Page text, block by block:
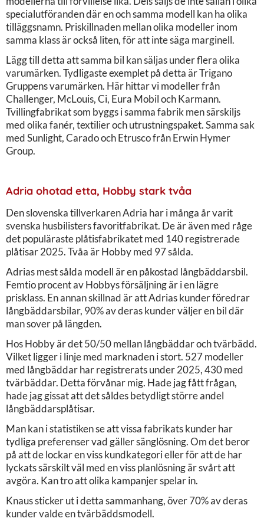
specialutföranden där en och samma modell kan ha olika
tilläggsnamn. Priskillnaden mellan olika modeller inom
samma klass är också liten, för att inte säga marginell.
Lägg till detta att samma bil kan säljas under flera olika
varumärken. Tydligaste exemplet på detta är Trigano
Gruppens varumärken. Här hittar vi modeller från
Challenger, McLouis, Ci, Eura Mobil och Karmann.
Tvillingfabrikat som byggs i samma fabrik men särskiljs
med olika fanér, textilier och utrustningspaket. Samma sak
med Sunlight, Carado och Etrusco från Erwin Hymer
Group.
Adria ohotad etta, Hobby stark tvåa
Den slovenska tillverkaren Adria har i många år varit
svenska husbilisters favoritfabrikat. De är även med råge
det populäraste plåtisfabrikatet med 140 registrerade
plåtisar 2025. Tvåa är Hobby med 97 sålda.
Adrias mest sålda modell är en påkostad långbäddarsbil.
Femtio procent av Hobbys försäljning är i en lägre
prisklass. En annan skillnad är att Adrias kunder föredrar
långbäddarsbilar, 90% av deras kunder väljer en bil där
man sover på längden.
Hos Hobby är det 50/50 mellan långbäddar och tvärbädd.
Vilket ligger i linje med marknaden i stort. 527 modeller
med långbäddar har registrerats under 2025, 430 med
tvärbäddar. Detta förvånar mig. Hade jag fått frågan,
hade jag gissat att det såldes betydligt större andel
långbäddarsplåtisar.
Man kan i statistiken se att vissa fabrikats kunder har
tydliga preferenser vad gäller sänglösning. Om det beror
på att de lockar en viss kundkategori eller för att de har
lyckats särskilt väl med en viss planlösning är svårt att
avgöra. Kan tro att olika kampanjer spelar in.
Knaus sticker ut i detta sammanhang, över 70% av deras
kunder valde en tvärbäddsmodell.